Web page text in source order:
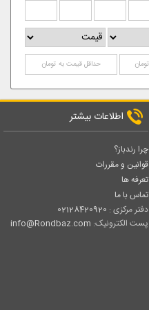
اطلاعات بیشتر
چرا رندباز؟
قوانین و مقررات
تعرفه ها
تماس با ما
دفتر مرکزی : 02128420920
پست الکترونیک: info@Rondbaz.com